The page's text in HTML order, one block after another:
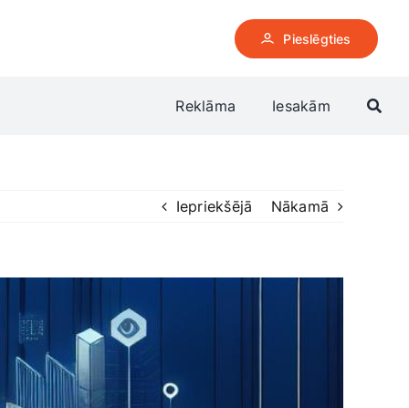
Pieslēgties
Reklāma Iesakām
Iepriekšējā Nākamā